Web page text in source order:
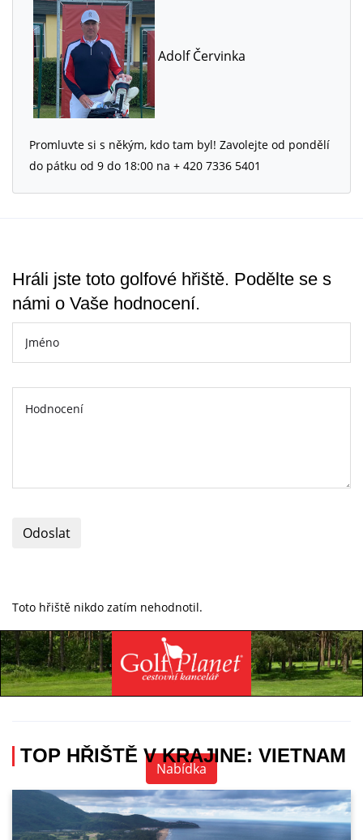
Adolf Červinka
Promluvte si s někým, kdo tam byl! Zavolejte od pondělí
do pátku od 9 do 18:00 na + 420 7336 5401
Hráli jste toto golfové hřiště. Podělte se s
námi o Vaše hodnocení.
Odoslat
Toto hřiště nikdo zatím nehodnotil.
Nabídka
TOP HŘIŠTĚ V KRAJINE: VIETNAM